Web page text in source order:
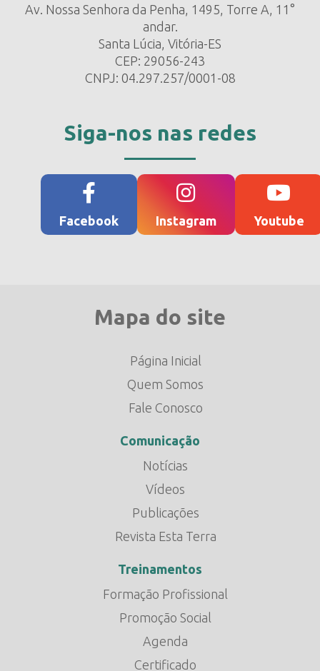
Av. Nossa Senhora da Penha, 1495, Torre A, 11°
andar.
Santa Lúcia, Vitória-ES
CEP: 29056-243
CNPJ: 04.297.257/0001-08
Siga-nos nas redes
Facebook Instagram Youtube
Mapa do site
Página Inicial
Quem Somos
Fale Conosco
Comunicação
Notícias
Vídeos
Publicações
Revista Esta Terra
Treinamentos
Formação Profissional
Promoção Social
Agenda
Certificado